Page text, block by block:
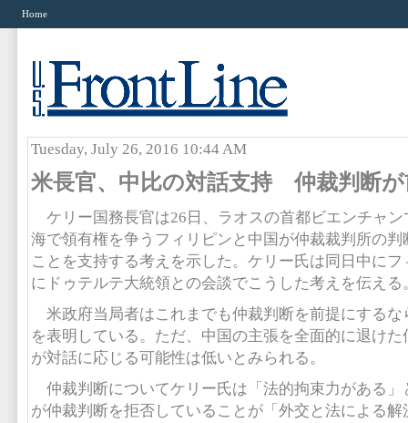
Home
Tuesday, July 26, 2016 10:44 AM
米長官、中比の対話支持 仲裁判断が
ケリー国務長官は26日、ラオスの首都ビエンチャ
海で領有権を争うフィリピンと中国が仲裁裁判所の
ことを支持する考えを示した。ケリー氏は同日中に
にドゥテルテ大統領との会談でこうした考えを伝える
米政府当局者はこれまでも仲裁判断を前提にするな
を表明している。ただ、中国の主張を全面的に退け
が対話に応じる可能性は低いとみられる。
仲裁判断についてケリー氏は「法的拘束力がある」
が仲裁判断を拒否していることが「外交と法による